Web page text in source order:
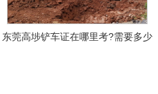
东莞高埗铲车证在哪里考?需要多少